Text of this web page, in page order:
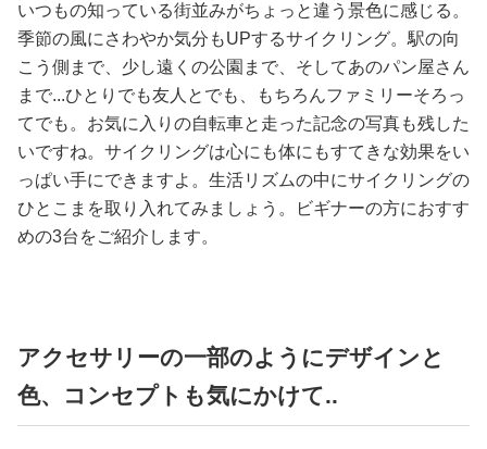
占い
性と愛
ゲーム
いつもの知っている街並みがちょっと違う景色に感じる。
季節の風にさわやか気分もUPするサイクリング。駅の向
こう側まで、少し遠くの公園まで、そしてあのパン屋さん
まで...ひとりでも友人とでも、もちろんファミリーそろっ
てでも。お気に入りの自転車と走った記念の写真も残した
いですね。サイクリングは心にも体にもすてきな効果をい
っぱい手にできますよ。生活リズムの中にサイクリングの
ひとこまを取り入れてみましょう。ビギナーの方におすす
めの3台をご紹介します。
アクセサリーの一部のようにデザインと
色、コンセプトも気にかけて..